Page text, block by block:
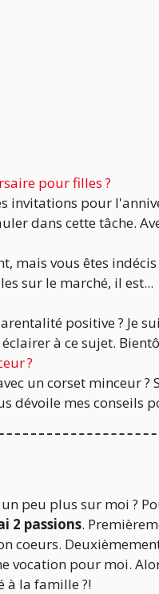
pour filles ?
invitations pour
dans cette tâche.
mais vous êtes
sur le marché, il est...
positive ? Je
à ce sujet.
?
un corset minceur
dévoile mes conseils
peu plus sur moi ?
2 passions.
coeurs.
vocation pour moi.
à la famille ?!